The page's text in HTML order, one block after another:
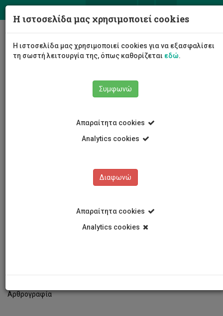
Αρθρογραφία
Η ιστοσελίδα μας χρησιμοποιεί cookies
Η ιστοσελίδα μας χρησιμοποιεί cookies για να εξασφαλίσει
τη σωστή λειτουργία της, όπως καθορίζεται εδώ.
Συμφωνώ
Απαραίτητα cookies
Analytics cookies
Διαφωνώ
Απαραίτητα cookies
Analytics cookies